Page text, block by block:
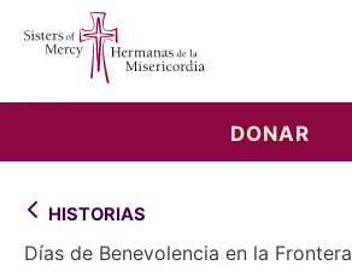
DONAR
HISTORIAS
Días de Benevolencia en la Frontera